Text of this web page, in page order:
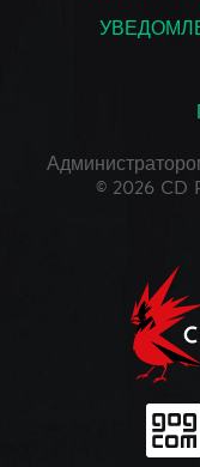
© 2026 CD